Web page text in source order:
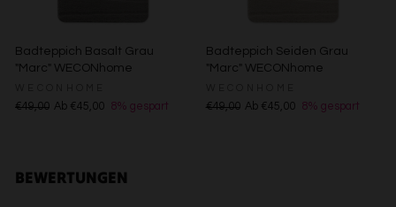
Badteppich Basalt Grau
"Marc" WECONhome
€49,00 Ab €45,00 8% gespart
Badteppich Seiden Grau
"Marc" WECONhome
€49,00 Ab €45,00 8% gespart
BEWERTUNGEN